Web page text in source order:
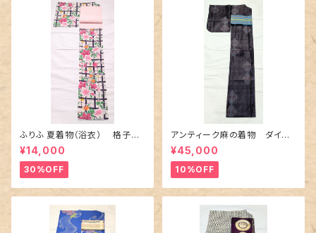
ふりふ 夏着物（浴衣） 格子に
百合や秋草花
¥14,000
30%OFF
アンティーク麻の着物 ダイヤ
に市松柄の上布
¥45,000
10%OFF